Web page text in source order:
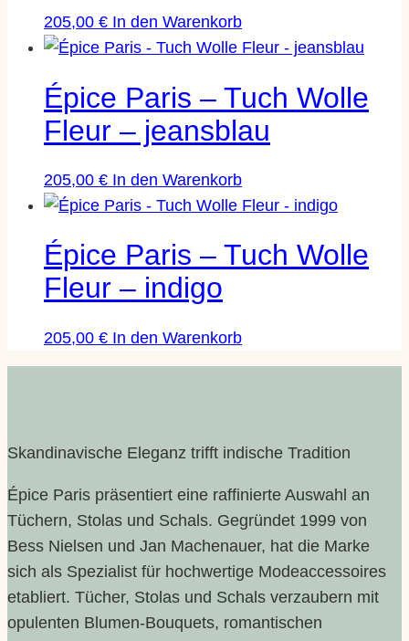
Größe 90 x 200 cm
Herkunft |
Fair produziert in Indien,
handgewebt und
handbedruckt
Dessin
Blumen
205,00 € In den Warenkorb
Épice Paris – Tuch Wolle
Fleur – jeansblau
205,00 € In den Warenkorb
Épice Paris – Tuch Wolle
Fleur – indigo
205,00 € In den Warenkorb
Skandinavische Eleganz trifft indische Tradition
Épice Paris präsentiert eine raffinierte Auswahl an
Tüchern, Stolas und Schals. Gegründet 1999 von
Bess Nielsen und Jan Machenauer, hat die Marke
sich als Spezialist für hochwertige Modeaccessoires
etabliert. Tücher, Stolas und Schals verzaubern mit
opulenten Blumen-Bouquets, romantischen